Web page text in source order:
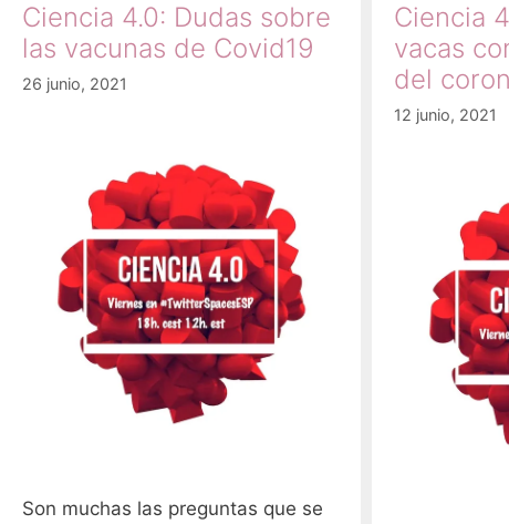
Ciencia 4.0: Dudas sobre
las vacunas de Covid19
26 junio, 2021
Son muchas las preguntas que se
Ciencia
vacas
del
12 junio, 2021